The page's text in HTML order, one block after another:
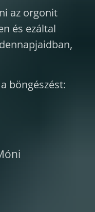
az orgonit
és ezáltal
böngészést: